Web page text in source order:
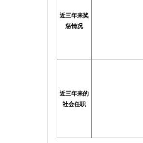
近三年来奖
惩情况
近三年来的
社会任职